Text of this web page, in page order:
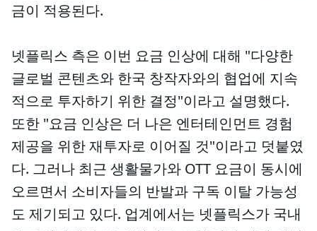
금이 적용된다.
넷플릭스 측은 이번 요금 인상에 대해 "다양한
글로벌 콘텐츠와 한국 창작자와의 협업에 지속
적으로 투자하기 위한 결정"이라고 설명했다.
또한 "요금 인상은 더 나은 엔터테인먼트 경험
제공을 위한 재투자로 이어질 것"이라고 덧붙였
다. 그러나 최근 생활물가와 OTT 요금이 동시에
오르면서 소비자들의 반발과 구독 이탈 가능성
도 제기되고 있다. 업계에서는 넷플릭스가 국내